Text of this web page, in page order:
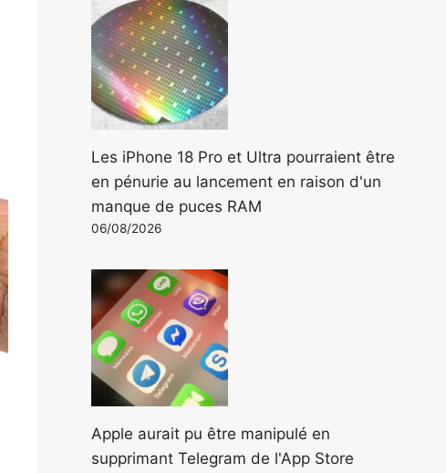
Les iPhone 18 Pro et Ultra pourraient être
en pénurie au lancement en raison d'un
manque de puces RAM
06/08/2026
Apple aurait pu être manipulé en
supprimant Telegram de l'App Store